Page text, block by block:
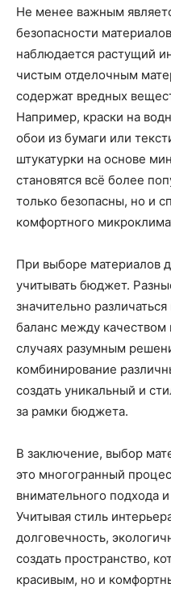
Не менее важным
безопасности
наблюдается растущий
чистым отделочным
содержат вредных
Например, краски на
обои из бумаги или
штукатурки на основе
становятся всё более
только безопасны, но и
комфортного
При выборе материалов
учитывать бюджет.
значительно
баланс между
случаях разумным
комбинирование
создать уникальный и
за рамки бюджета.
В заключение, выбор
это многогранный
внимательного подхода
Учитывая стиль
долговечность,
создать пространство,
красивым, но и